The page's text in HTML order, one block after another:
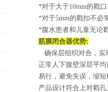
*对于大于10mm的戳
*对于5mm的戳扣不必
*腹水患者和儿童无论
筋膜闭合器优势:
确保层组织对合，实
正常人下腹壁深层平
易行，避免失误，缩
产品设计符合上对戳